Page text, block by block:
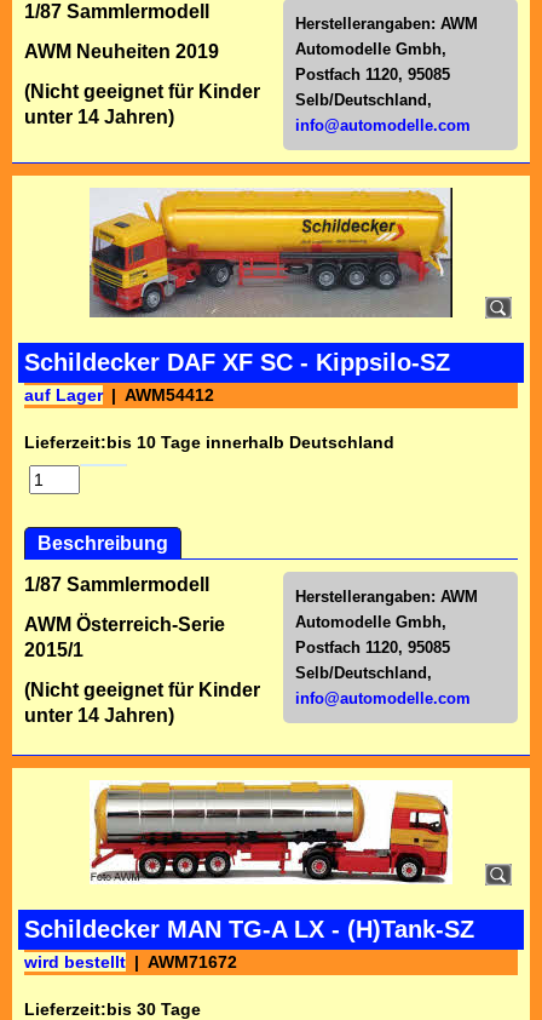
Herstellerangaben: AWM
Automodelle Gmbh,
Postfach 1120, 95085
Selb/Deutschl and,
info@automodelle.com
1/87 Sammlermodell
AWM Neuheiten 2019
(Nicht geeignet für Kinder
unter 14 Jahren)
Schildecker DAF XF SC - Kippsilo-SZ
auf Lager AWM54412
Lieferzeit:bis 10 Tage innerhalb Deutschland
Beschreibung
Herstellerangaben: AWM
Automodelle Gmbh,
Postfach 1120, 95085
Selb/Deutschl and,
info@automodelle.com
1/87 Sammlermodell
AWM Österreich-Serie
2015/1
(Nicht geeignet für Kinder
unter 14 Jahren)
Schildecker MAN TG-A LX - (H)Tank-SZ
wird bestellt AWM71672
Lieferzeit:bis 30 Tage